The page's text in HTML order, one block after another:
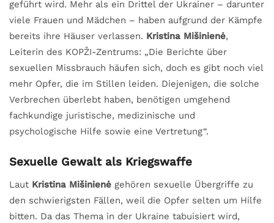
geführt wird. Mehr als ein Drittel der Ukrainer – darunter
viele Frauen und Mädchen – haben aufgrund der Kämpfe
bereits ihre Häuser verlassen. Kristina Mišinienė,
Leiterin des KOPŽI-Zentrums: „Die Berichte über
sexuellen Missbrauch häufen sich, doch es gibt noch viel
mehr Opfer, die im Stillen leiden. Diejenigen, die solche
Verbrechen überlebt haben, benötigen umgehend
fachkundige juristische, medizinische und
psychologische Hilfe sowie eine Vertretung“.
Sexuelle Gewalt als Kriegswaffe
Laut Kristina Mišinienė gehören sexuelle Übergriffe zu
den schwierigsten Fällen, weil die Opfer selten um Hilfe
bitten. Da das Thema in der Ukraine tabuisiert wird,